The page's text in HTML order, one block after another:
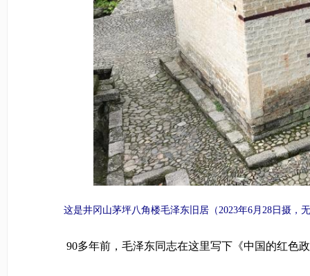
这是井冈山茅坪八角楼毛泽东旧居（2023年6月28日摄，
90多年前，毛泽东同志在这里写下《中国的红色政